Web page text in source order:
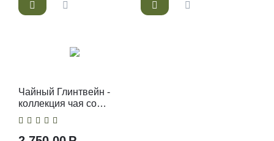
Чайный Глинтвейн -
коллекция чая со
специями